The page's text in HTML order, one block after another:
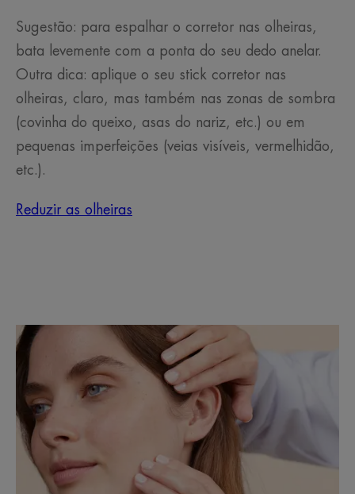
Sugestão: para espalhar o corretor nas olheiras,
bata levemente com a ponta do seu dedo anelar.
Outra dica: aplique o seu stick corretor nas
olheiras, claro, mas também nas zonas de sombra
(covinha do queixo, asas do nariz, etc.) ou em
pequenas imperfeições (veias visíveis, vermelhidão,
etc.).
Reduzir as olheiras